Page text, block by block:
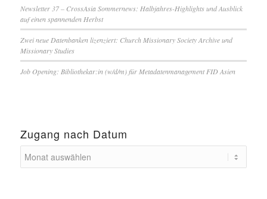
Newsletter 37 – CrossAsia Sommernews: Halbjahres-Highlights und Ausblick
auf einen spannenden Herbst
Zwei neue Datenbanken lizenziert: Church Missionary Society Archive und
Missionary Studies
Job Opening: Bibliothekar:in (w/d/m) für Metadatenmanagement FID Asien
Zugang nach Datum